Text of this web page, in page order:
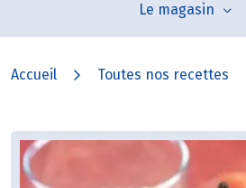
Le magasin
Accueil Toutes nos recettes